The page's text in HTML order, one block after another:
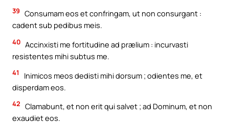
39 Consumam eos et confringam, ut non consurgant :
cadent sub pedibus meis.
40 Accinxisti me fortitudine ad prælium : incurvasti
resistentes mihi subtus me.
41
Inimicos meos dedisti mihi dorsum ; odientes me, et
disperdam eos.
42 Clamabunt, et non erit qui salvet ; ad Dominum, et non
exaudiet eos.